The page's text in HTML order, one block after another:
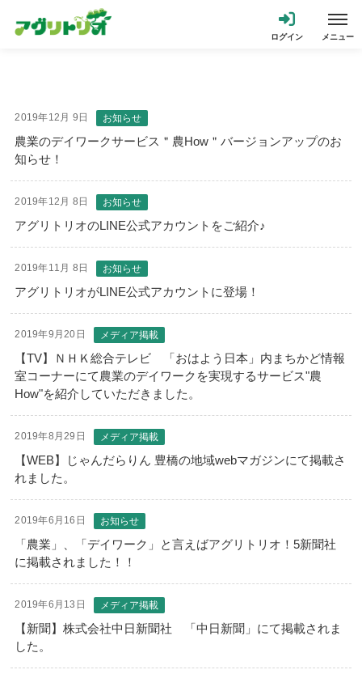
2019年12月 9日 お知らせ
農業のデイワークサービス＂農How＂バージョンアップのお
知らせ！
2019年12月 8日 お知らせ
アグリトリオのLINE公式アカウントをご紹介♪
2019年11月 8日 お知らせ
アグリトリオがLINE公式アカウントに登場！
2019年9月20日 メディア掲載
【TV】ＮＨＫ総合テレビ 「おはよう日本」内まちかど情報
室コーナーにて農業のデイワークを実現するサービス"農
How"を紹介していただきました。
2019年8月29日 メディア掲載
【WEB】じゃんだらりん 豊橋の地域webマガジンにて掲載さ
れました。
2019年6月16日 お知らせ
「農業」、「デイワーク」と言えばアグリトリオ！5新聞社
に掲載されました！！
2019年6月13日 メディア掲載
【新聞】株式会社中日新聞社 「中日新聞」にて掲載されま
した。